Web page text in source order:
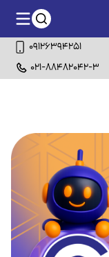
09126394251
021-88482042-3